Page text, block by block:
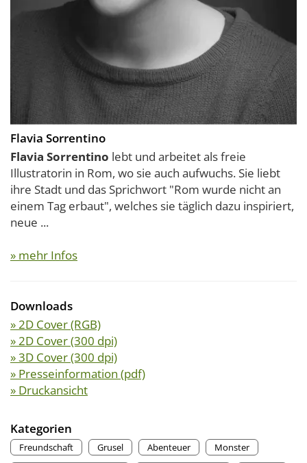
Flavia Sorrentino
Flavia Sorrentino lebt und arbeitet als freie
Illustratorin in Rom, wo sie auch aufwuchs. Sie liebt
ihre Stadt und das Sprichwort "Rom wurde nicht an
einem Tag erbaut", welches sie täglich dazu inspiriert,
neue ...
» mehr Infos
Downloads
» 2D Cover (RGB)
» 2D Cover (300 dpi)
» 3D Cover (300 dpi)
» Presseinformation (pdf)
» Druckansicht
Kategorien
Freundschaft Grusel Abenteuer
Monster